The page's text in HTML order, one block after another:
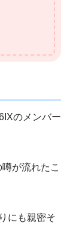
のメンバー
が流れたこ
にも親密そ